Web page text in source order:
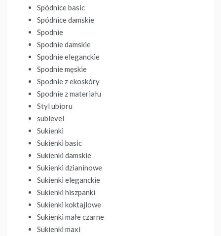
Spódnice basic
Spódnice damskie
Spodnie
Spodnie damskie
Spodnie eleganckie
Spodnie męskie
Spodnie z ekoskóry
Spodnie z materiału
Styl ubioru
sublevel
Sukienki
Sukienki basic
Sukienki damskie
Sukienki dzianinowe
Sukienki eleganckie
Sukienki hiszpanki
Sukienki koktajlowe
Sukienki małe czarne
Sukienki maxi